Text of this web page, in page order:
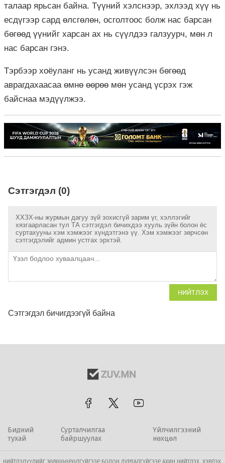
талаар ярьсан байна. Түүний хэлснээр, эхлээд хүү нь
есдүгээр сард өлсгөлөн, осголтоос болж нас барсан
бөгөөд үүнийг харсан ах нь сүүлдээ галзуурч, мөн л
нас барсан гэнэ.
Тэрбээр хоёуланг нь усанд живүүлсэн бөгөөд
аврагдахаасаа өмнө өөрөө мөн усанд үсрэх гэж
байснаа мэдүүлжээ.
Сэтгэгдэл (0)
ХХЗХ-ны журмын дагуу зүй зохисгүй зарим үг, хэллэгийг
хязгаарласан тул ТА сэтгэгдэл бичихдээ хууль зүйн болон ёс
суртахууны хэм хэмжээг хүндэтгэнэ үү. Хэм хэмжээг зөрчсөн
сэтгэгдэлийг админ устгах эрхтэй.
НИЙТЛЭХ
Сэтгэгдэл бичигдээгүй байна
Бидний
тухай
Сурталчилгаа
байршуулах
Үйлчилгээний
нөхцөл